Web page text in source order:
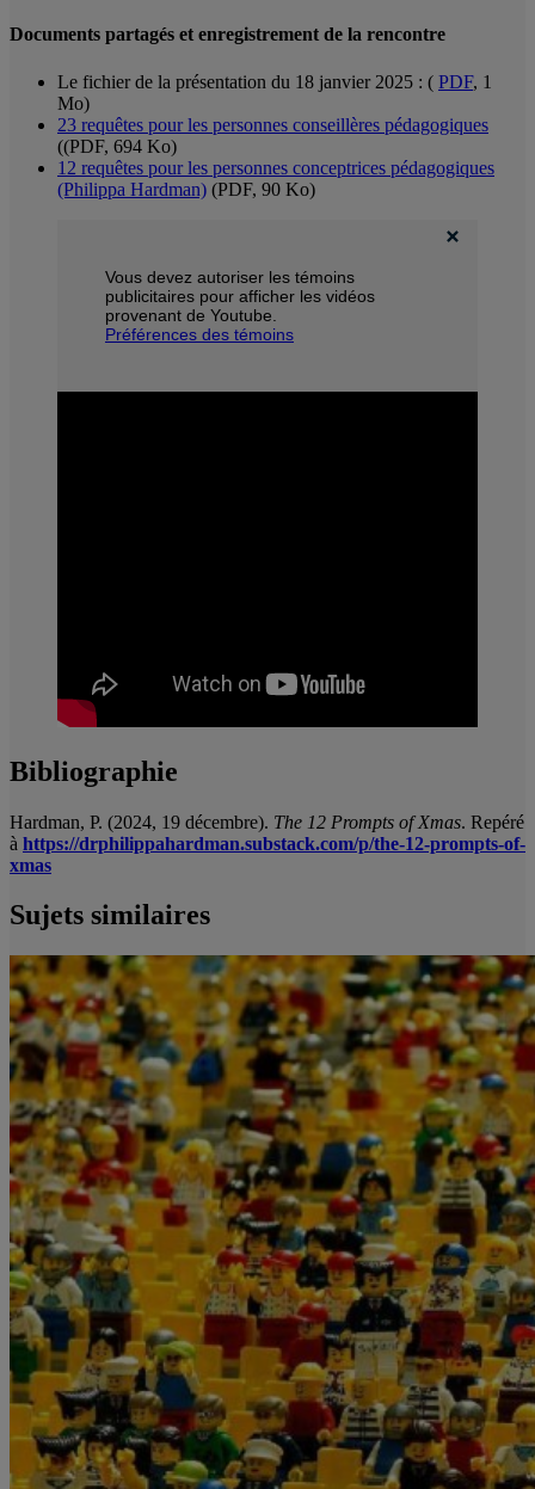
Documents partagés et enregistrement de la rencontre
Le fichier de la présentation du 18 janvier 2025 : ( PDF, 1
Mo)
23 requêtes pour les personnes conseillères pédagogiques
((PDF, 694 Ko)
12 requêtes pour les personnes conceptrices pédagogiques
(Philippa Hardman) (PDF, 90 Ko)
Vous devez autoriser les témoins
publicitaires pour afficher les vidéos
provenant de Youtube.
Préférences des témoins
Bibliographie
Hardman, P. (2024, 19 décembre). The 12 Prompts of Xmas. Repéré
à https://drphilippahardman.substack.com/p/the-12-prompts-of-
xmas
Sujets similaires